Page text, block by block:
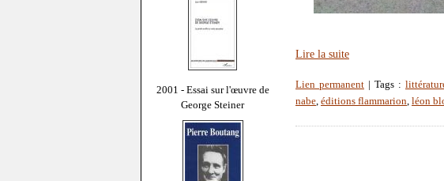
2001 - Essai sur l'œuvre de
George Steiner
Lire la suite
Lien permanent | Tags :
nabe, éditions flammarion, léon